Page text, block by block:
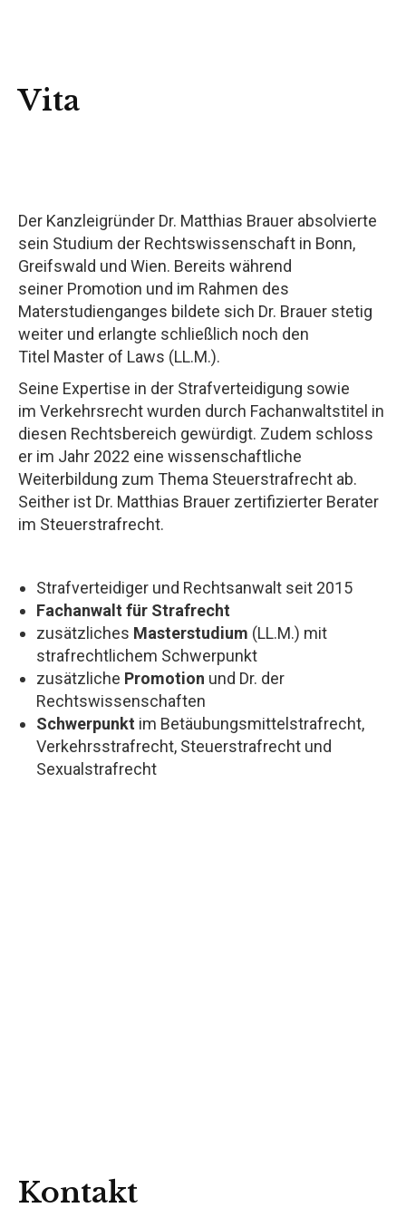
Vita
Der Kanzleigründer Dr. Matthias Brauer absolvierte
sein Studium der Rechtswissenschaft in Bonn,
Greifswald und Wien. Bereits während
seiner Promotion und im Rahmen des
Materstudienganges bildete sich Dr. Brauer stetig
weiter und erlangte schließlich noch den
Titel Master of Laws (LL.M.).
Seine Expertise in der Strafverteidigung sowie
im Verkehrsrecht wurden durch Fachanwaltstitel in
diesen Rechtsbereich gewürdigt. Zudem schloss
er im Jahr 2022 eine wissenschaftliche
Weiterbildung zum Thema Steuerstrafrecht ab.
Seither ist Dr. Matthias Brauer zertifizierter Berater
im Steuerstrafrecht.
Strafverteidiger und Rechtsanwalt seit 2015
Fachanwalt für Strafrecht
zusätzliches Masterstudium (LL.M.) mit
strafrechtlichem Schwerpunkt
zusätzliche Promotion und Dr. der
Rechtswissenschaften
Schwerpunkt im Betäubungsmittelstrafrecht,
Verkehrsstrafrecht, Steuerstrafrecht und
Sexualstrafrecht
Kontakt